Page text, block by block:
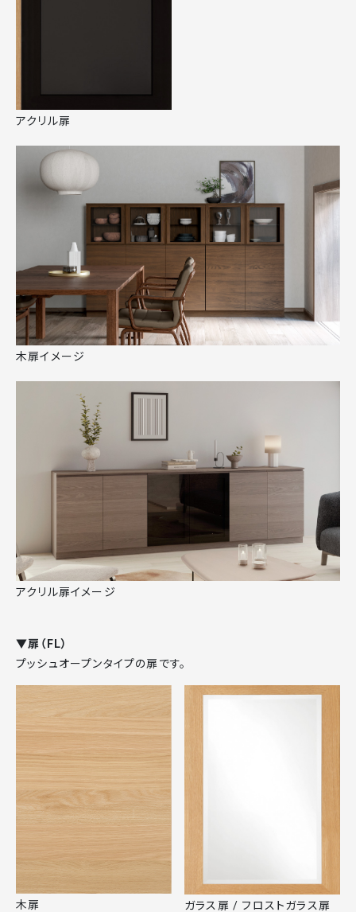
アクリル扉
木扉イメージ
アクリル扉イメージ
▼扉（FL）
プッシュオープンタイプの扉です。
木扉 ガラス扉 / フロストガラス扉